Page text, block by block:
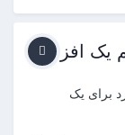
افزونه
برای یک